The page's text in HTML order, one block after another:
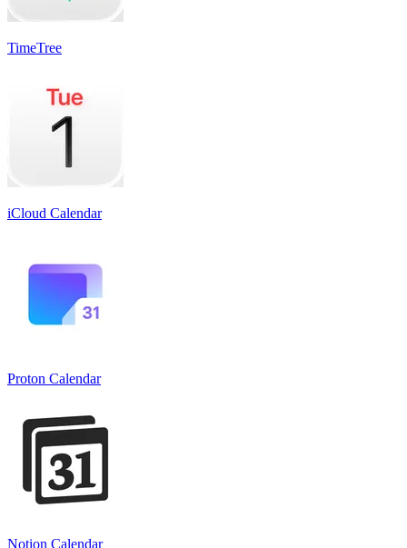
TimeTree
iCloud Calendar
Proton Calendar
Notion Calendar